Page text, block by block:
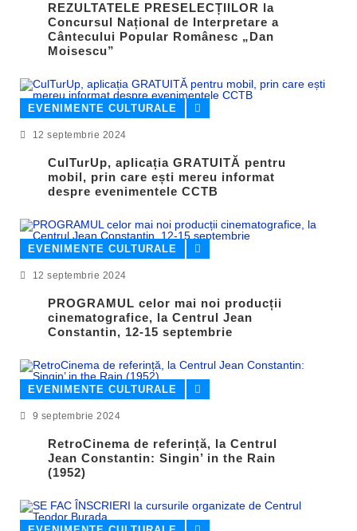
REZULTATELE PRESELECȚIILOR la
Concursul Național de Interpretare a
Cântecului Popular Românesc „Dan
Moisescu”
EVENIMENTE CULTURALE
12 septembrie 2024
CulTurUp, aplicația GRATUITĂ pentru
mobil, prin care ești mereu informat
despre evenimentele CCTB
EVENIMENTE CULTURALE
12 septembrie 2024
PROGRAMUL celor mai noi producții
cinematografice, la Centrul Jean
Constantin, 12-15 septembrie
EVENIMENTE CULTURALE
9 septembrie 2024
RetroCinema de referință, la Centrul
Jean Constantin: Singin’ in the Rain
(1952)